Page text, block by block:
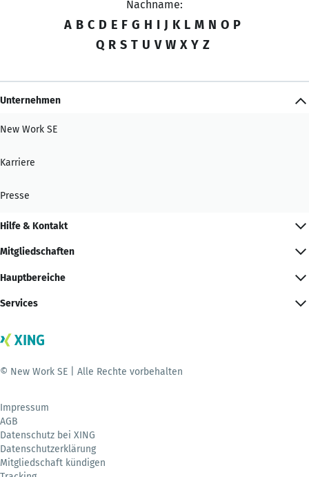
Nachname:
A B C D E F G H I J K L M N O P
Q R S T U V W X Y Z
Unternehmen
New Work SE
Karriere
Presse
Hilfe & Kontakt
Mitgliedschaften
Hauptbereiche
Services
© New Work SE | Alle Rechte vorbehalten
Impressum
AGB
Datenschutz bei XING
Datenschutzerklärung
Mitgliedschaft kündigen